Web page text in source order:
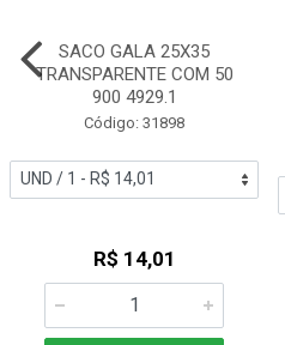
SACO GALA 25X35
TRANSPARENTE COM 50
900 4929.1
Código: 31898
R$ 14,01